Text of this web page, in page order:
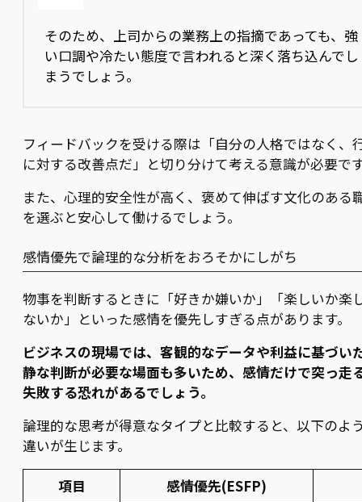
そのため、上司からの業務上の指摘であっても、強
い口調や冷たい態度で言われると深く落ち込んでし
まうでしょう。
フィードバックを受ける際は「自分の人格ではなく、
に対する改善点だ」と切り分けて考える意識が必要で
また、心理的安全性が高く、褒めて伸ばす文化のある
を選ぶと安心して働けるでしょう。
感情優先で論理的な分析をおろそかにしがち
物事を判断するときに「好きか嫌いか」「楽しいか楽
ないか」といった感情を優先しすぎる点があります。
ビジネスの現場では、客観的なデータや利益に基づい
静な判断が必要な場面も多いため、感情だけで突っ走
失敗する恐れがあるでしょう。
論理的な思考が得意なタイプと比較すると、以下のよ
違いが生じます。
項目
感情優先(ESFP)